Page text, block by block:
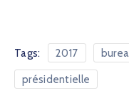
Tags: 2017
présidentielle